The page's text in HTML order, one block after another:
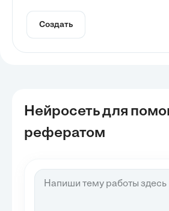
Создать
Нейросеть для
рефератом